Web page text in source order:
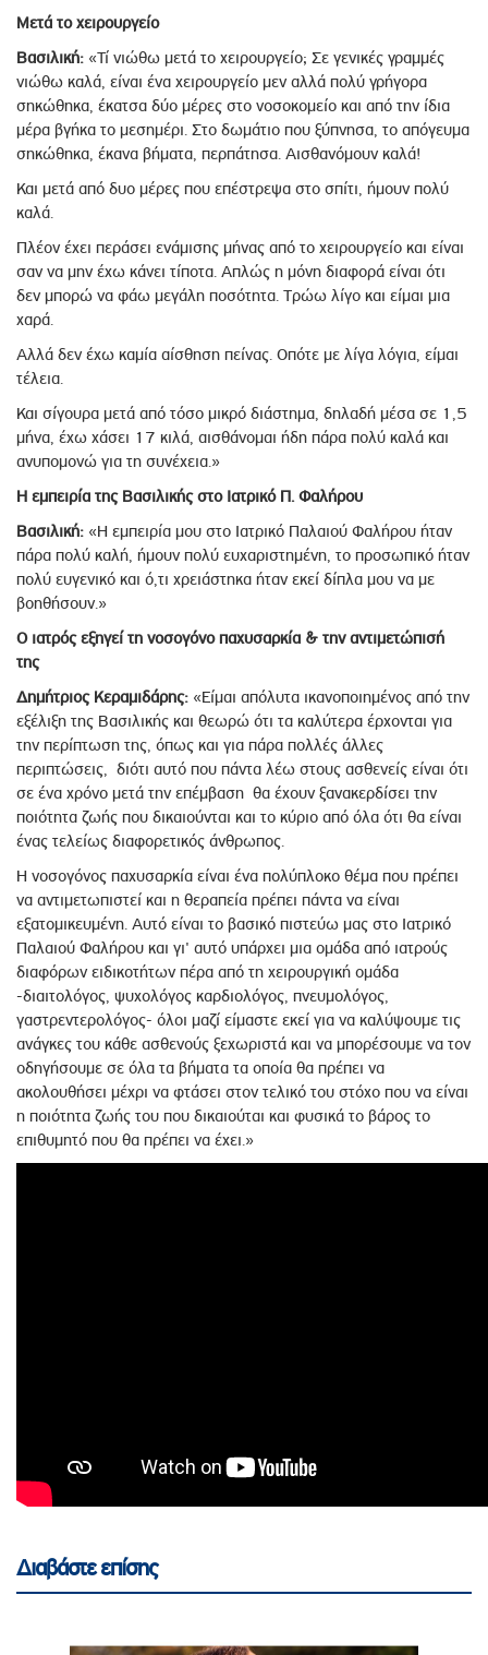
Μετά το χειρουργείο
Βασιλική: «Τί νιώθω μετά το χειρουργείο; Σε γενικές γραμμές
νιώθω καλά, είναι ένα χειρουργείο μεν αλλά πολύ γρήγορα
σηκώθηκα, έκατσα δύο μέρες στο νοσοκομείο και από την ίδια
μέρα βγήκα το μεσημέρι. Στο δωμάτιο που ξύπνησα, το απόγευμα
σηκώθηκα, έκανα βήματα, περπάτησα. Αισθανόμουν καλά!
Και μετά από δυο μέρες που επέστρεψα στο σπίτι, ήμουν πολύ
καλά.
Πλέον έχει περάσει ενάμισης μήνας από το χειρουργείο και είναι
σαν να μην έχω κάνει τίποτα. Απλώς η μόνη διαφορά είναι ότι
δεν μπορώ να φάω μεγάλη ποσότητα. Tρώω λίγο και είμαι μια
χαρά.
Αλλά δεν έχω καμία αίσθηση πείνας. Οπότε με λίγα λόγια, είμαι
τέλεια.
Και σίγουρα μετά από τόσο μικρό διάστημα, δηλαδή μέσα σε 1,5
μήνα, έχω χάσει 17 κιλά, αισθάνομαι ήδη πάρα πολύ καλά και
ανυπομονώ για τη συνέχεια.»
Η εμπειρία της Βασιλικής στο Ιατρικό Π. Φαλήρου
Βασιλική: «Η εμπειρία μου στο Ιατρικό Παλαιού Φαλήρου ήταν
πάρα πολύ καλή, ήμουν πολύ ευχαριστημένη, το προσωπικό ήταν
πολύ ευγενικό και ό,τι χρειάστηκα ήταν εκεί δίπλα μου να με
βοηθήσουν.»
Ο ιατρός εξηγεί τη νοσογόνο παχυσαρκία & την αντιμετώπισή
της
Δημήτριος Κεραμιδάρης: «Είμαι απόλυτα ικανοποιημένος από την
εξέλιξη της Bασιλικής και θεωρώ ότι τα καλύτερα έρχονται για
την περίπτωση της, όπως και για πάρα πολλές άλλες
περιπτώσεις, διότι αυτό που πάντα λέω στους ασθενείς είναι ότι
σε ένα χρόνο μετά την επέμβαση θα έχουν ξανακερδίσει την
ποιότητα ζωής που δικαιούνται και το κύριο από όλα ότι θα είναι
ένας τελείως διαφορετικός άνθρωπος.
Η νοσογόνος παχυσαρκία είναι ένα πολύπλοκο θέμα που πρέπει
να αντιμετωπιστεί και η θεραπεία πρέπει πάντα να είναι
εξατομικευμένη. Αυτό είναι το βασικό πιστεύω μας στο Ιατρικό
Παλαιού Φαλήρου και γι' αυτό υπάρχει μια ομάδα από ιατρούς
διαφόρων ειδικοτήτων πέρα από τη χειρουργική ομάδα
-διαιτολόγος, ψυχολόγος καρδιολόγος, πνευμολόγος,
γαστρεντερολόγος- όλοι μαζί είμαστε εκεί για να καλύψουμε τις
ανάγκες του κάθε ασθενούς ξεχωριστά και να μπορέσουμε να τον
οδηγήσουμε σε όλα τα βήματα τα οποία θα πρέπει να
ακολουθήσει μέχρι να φτάσει στον τελικό του στόχο που να είναι
η ποιότητα ζωής του που δικαιούται και φυσικά το βάρος το
επιθυμητό που θα πρέπει να έχει.»
Διαβάστε επίσης